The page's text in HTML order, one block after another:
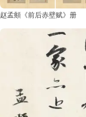
赵孟頫《前后赤壁赋》册